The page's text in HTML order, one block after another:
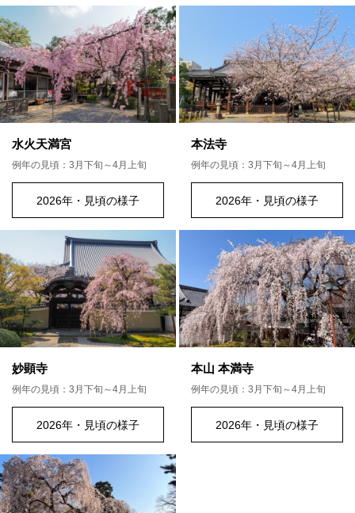
水火天満宮
例年の見頃：3月下旬～4月上旬
2026年・見頃の様子
本法寺
例年の見頃：3月下旬～4月上旬
2026年・見頃の様子
妙顕寺
例年の見頃：3月下旬～4月上旬
2026年・見頃の様子
本山 本満寺
例年の見頃：3月下旬～4月上旬
2026年・見頃の様子